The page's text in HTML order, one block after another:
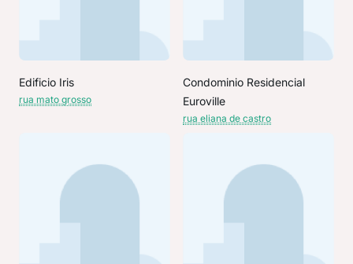
Edificio Iris
rua mato grosso
Condominio Residencial
Euroville
rua eliana de castro